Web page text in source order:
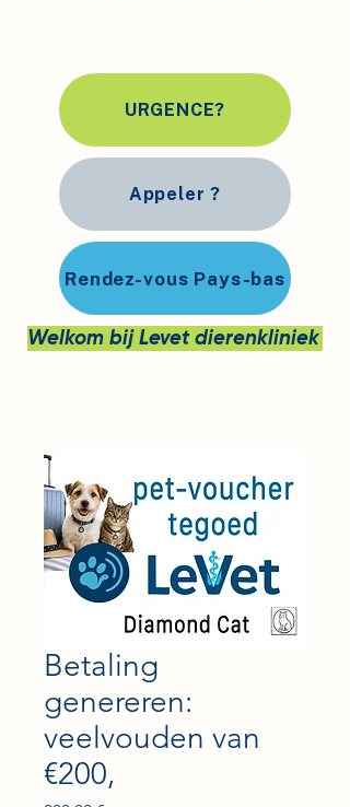
URGENCE?
Welkom bij Levet dierenkliniek bv
Appeler ?
Rendez-vous Pays-bas
Betaling
genereren:
veelvouden van
€200,